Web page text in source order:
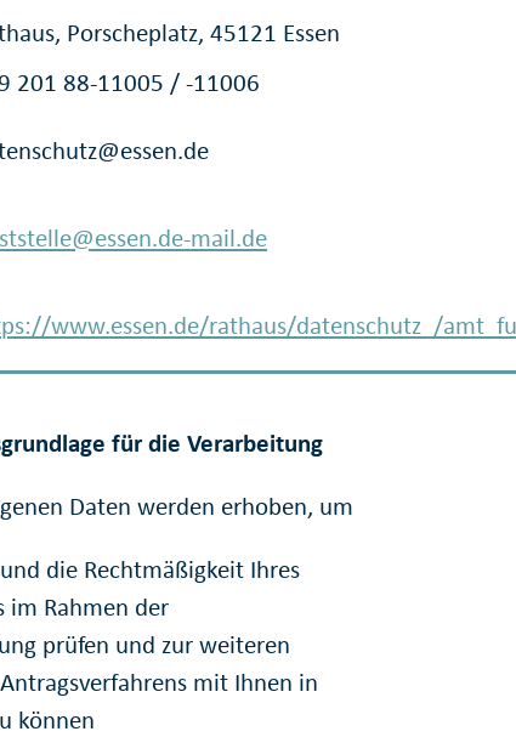
Porscheplatz, 45121 Essen
201 88-11005 / -11006
mail.de
www.essen.de/rathaus/datenschutz_/
für die Verarbeitung
Daten werden erhoben, um
die Rechtmäßigkeit Ihres
im Rahmen der
prüfen und zur weiteren
mit Ihnen in
können